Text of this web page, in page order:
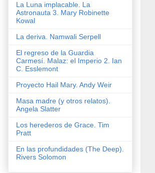
La Luna implacable. La
Astronauta 3. Mary Robinette
Kowal
La deriva. Namwali Serpell
El regreso de la Guardia
Carmesí. Malaz: el Imperio 2. Ian
C. Esslemont
Proyecto Hail Mary. Andy Weir
Masa madre (y otros relatos).
Angela Slatter
Los herederos de Grace. Tim
Pratt
En las profundidades (The Deep).
Rivers Solomon